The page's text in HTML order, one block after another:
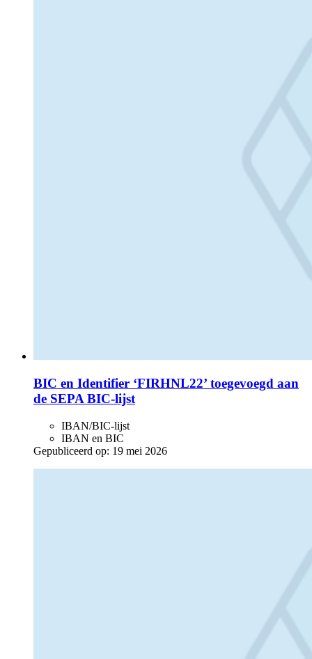
BIC en Identifier ‘FIRHNL22’ toegevoegd aan
de SEPA BIC-lijst
IBAN/BIC-lijst
IBAN en BIC
Gepubliceerd op: 19 mei 2026